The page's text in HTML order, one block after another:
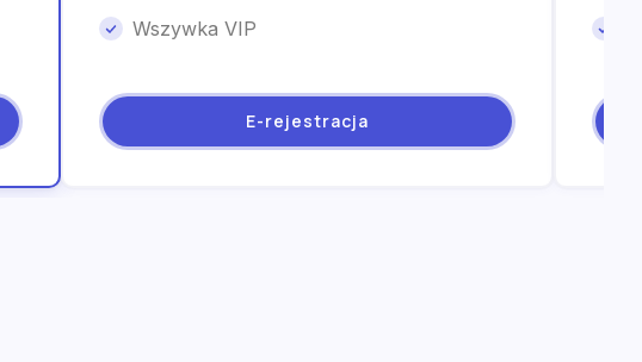
Wszywka VIP
E-rejestracja